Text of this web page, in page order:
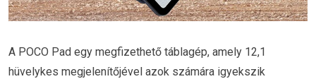
A POCO Pad egy megfizethető táblagép, amely 12,1
hüvelykes megjelenítőjével azok számára igyekszik